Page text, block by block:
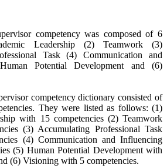
competency was composed of 6
Leadership (2) Teamwork (3)
Task (4) Communication and
Potential Development and (6)
competency dictionary consisted of
They were listed as follows: (1)
with 15 competencies (2) Teamwork
(3) Accumulating Professional Task
(4) Communication and Influencing
(5) Human Potential Development with
(6) Visioning with 5 competencies.